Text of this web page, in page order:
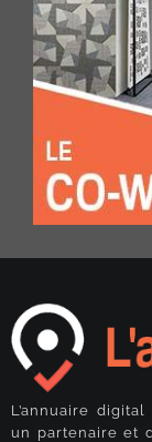
L’annuaire
un partenaire et